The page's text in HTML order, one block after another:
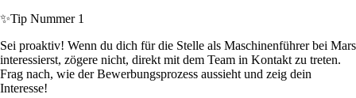
✨Tip Nummer 1
Sei proaktiv! Wenn du dich für die Stelle als Maschinenführer bei Mars
interessierst, zögere nicht, direkt mit dem Team in Kontakt zu treten.
Frag nach, wie der Bewerbungsprozess aussieht und zeig dein
Interesse!